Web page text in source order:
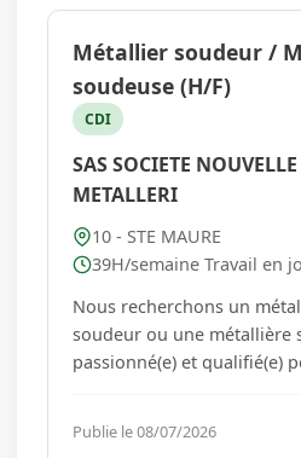
Métallier soudeur /
soudeuse (H/F)
CDI
SAS SOCIETE
METALLERI
10 - STE MAURE
39H/semaine Travail en
Nous recherchons un
soudeur ou une métallière
passionné(e) et qualifié(e)
responsable de la
d'éléments en acier,
Publie le 08/07/2026